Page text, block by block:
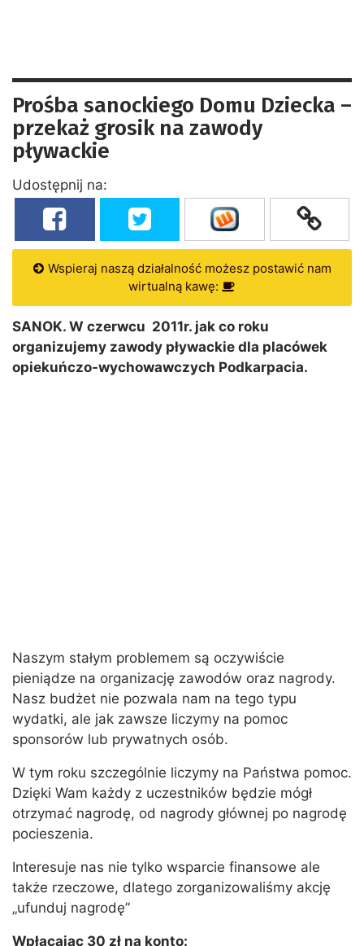
Prośba sanockiego Domu Dziecka –
przekaż grosik na zawody
pływackie
Udostępnij na:
Wspieraj naszą działalność możesz postawić nam
wirtualną kawę:
SANOK. W czerwcu 2011r. jak co roku
organizujemy zawody pływackie dla placówek
opiekuńczo-wychowawczych Podkarpacia.
Naszym stałym problemem są oczywiście
pieniądze na organizację zawodów oraz nagrody.
Nasz budżet nie pozwala nam na tego typu
wydatki, ale jak zawsze liczymy na pomoc
sponsorów lub prywatnych osób.
W tym roku szczególnie liczymy na Państwa pomoc.
Dzięki Wam każdy z uczestników będzie mógł
otrzymać nagrodę, od nagrody głównej po nagrodę
pocieszenia.
Interesuje nas nie tylko wsparcie finansowe ale
także rzeczowe, dlatego zorganizowaliśmy akcję
„ufunduj nagrodę”
Wpłacając 30 zł na konto: